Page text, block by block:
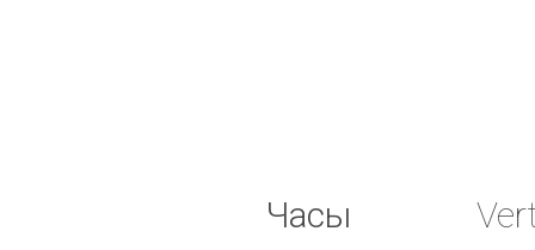
Часы